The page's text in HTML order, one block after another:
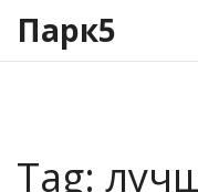
Парк5
Tag: